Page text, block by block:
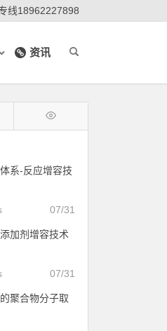
线18962227898
资讯
系-反应增容技
07/31
加剂增容技术
07/31
聚合物分子取